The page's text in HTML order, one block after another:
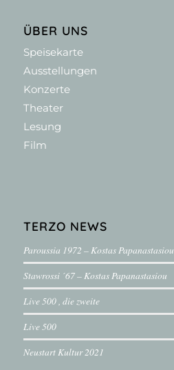
ÜBER UNS
Speisekarte
Ausstellungen
Konzerte
Theater
Lesung
Film
TERZO NEWS
Paroussia 1972 – Kostas Papanastasiou
Stawrossi ´67 – Kostas Papanastasiou
Live 500 , die zweite
Live 500
Neustart Kultur 2021